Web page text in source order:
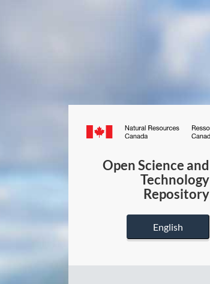
Canada.ca
Open Science and
Technology
Repository
English